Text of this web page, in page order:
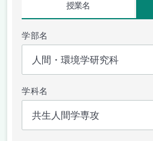
授業名
学部名
学科名